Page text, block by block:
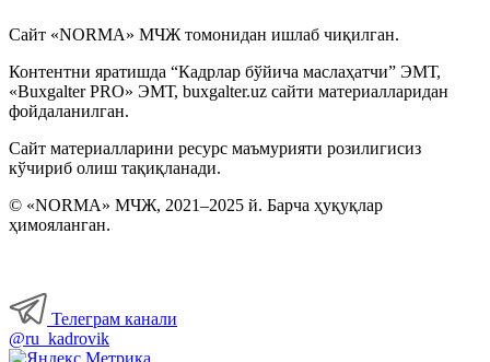
Сайт «NORMA» МЧЖ томонидан ишлаб чиқилган.
Контентни яратишда “Кадрлар бўйича маслаҳатчи” ЭМТ,
«Buxgalter PRO» ЭМТ, buxgalter.uz сайти материалларидан
фойдаланилган.
Сайт материалларини ресурс маъмурияти розилигисиз
кўчириб олиш тақиқланади.
© «NORMA» МЧЖ, 2021–2025 й. Барча ҳуқуқлар
ҳимояланган.
Телеграм канали
@ru_kadrovik